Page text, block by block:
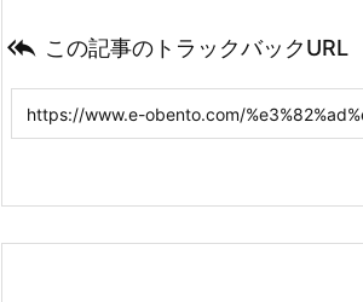
 この記事のトラックバックURL